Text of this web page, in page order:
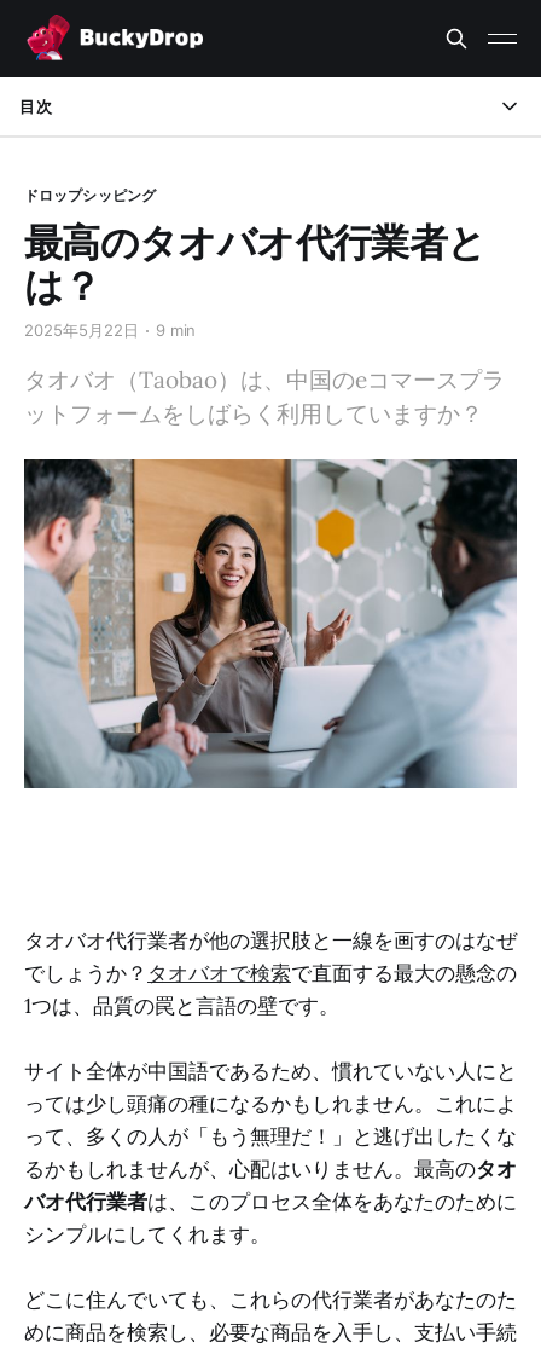
目次
タオバオ 代行 おすすめの理由：メリットを徹底解説
最高のタオバオ 代行 おすすめを選ぶ際の考慮事項
タオバオ 代行 おすすめ：利用するメリット
最高のタオバオ 代行 おすすめ例
まとめ
ドロップシッピング
最高のタオバオ代行業者と
は？
2025年5月22日 9 min
タオバオ（Taobao）は、中国のeコマースプラ
ットフォームをしばらく利用していますか？
タオバオ代行業者が他の選択肢と一線を画すのはなぜ
でしょうか？ タオバオで検索で直面する最大の懸念の
1つは、品質の罠と言語の壁です。
サイト全体が中国語であるため、慣れていない人にと
っては少し頭痛の種になるかもしれません。これによ
って、多くの人が「もう無理だ！」と逃げ出したくな
るかもしれませんが、心配はいりません。最高のタオ
バオ代行業者は、このプロセス全体をあなたのために
シンプルにしてくれます。
どこに住んでいても、これらの代行業者があなたのた
めに商品を検索し、必要な商品を入手し、支払い手続